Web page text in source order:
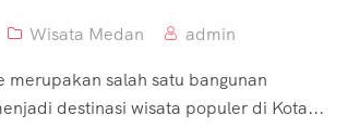
Wisata Medan
admin
merupakan salah satu bangunan
destinasi wisata populer di Kota...